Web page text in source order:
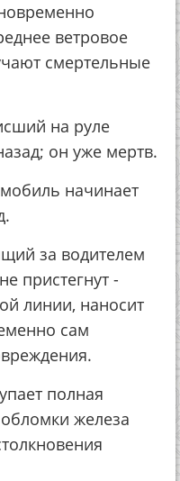
ветровое
смертельные
на руле
он уже мертв.
начинает
за водителем
пристегнут -
линии, наносит
сам
полная
железа